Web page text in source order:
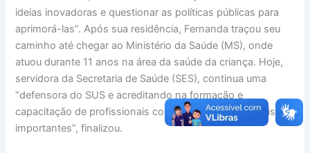
ideias inovadoras e questionar as políticas públicas para
aprimorá-las”. Após sua residência, Fernanda traçou seu
caminho até chegar ao Ministério da Saúde (MS), onde
atuou durante 11 anos na área da saúde da criança. Hoje,
servidora da Secretaria de Saúde (SES), continua uma
“defensora do SUS e acreditando na formação e
capacitação de profissionais como um dos pilares mais
importantes”, finalizou.